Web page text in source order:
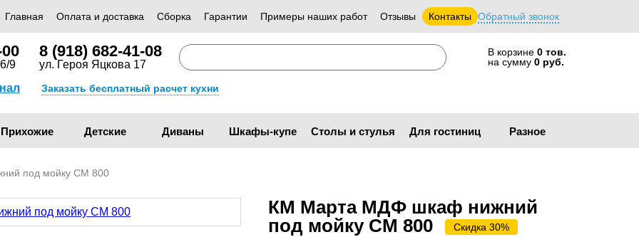
Главная Оплата и доставка Сборка Гарантии Примеры наших работ Отзывы Контакты Обратный звонок
9
8 (918) 682-41-08
ул. Героя Яцкова 17
В корзине 0 тов.
на сумму 0 руб.
Заказать бесплатный расчет кухни
Прихожие Детские Диваны Шкафы-купе Столы и стулья Для гостиниц Разное
под мойку СМ 800
КМ Марта МДФ шкаф нижний
под мойку СМ 800
Скидка 30%